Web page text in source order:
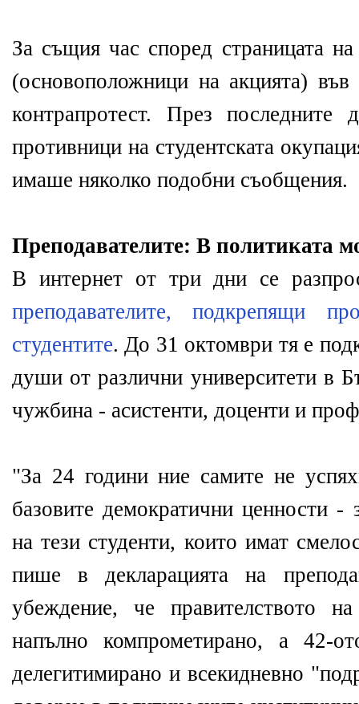
За същия час според страницата
(основоположници на акцията)
контрапротест. През
противници на студентската
имаше няколко подобни съобщения.
Преподавателите: В политиката
В интернет от три дни се
преподавателите, подкрепящи
студентите. До 31 октомври тя е
души от различни университети в
чужбина - асистенти, доценти и
"За 24 години ние самите не
базовите демократични ценности -
на тези студенти, които имат
пише в декларацията на
убеждение, че правителството
напълно компрометирано, а 42-
делегитимирано и всекидневно